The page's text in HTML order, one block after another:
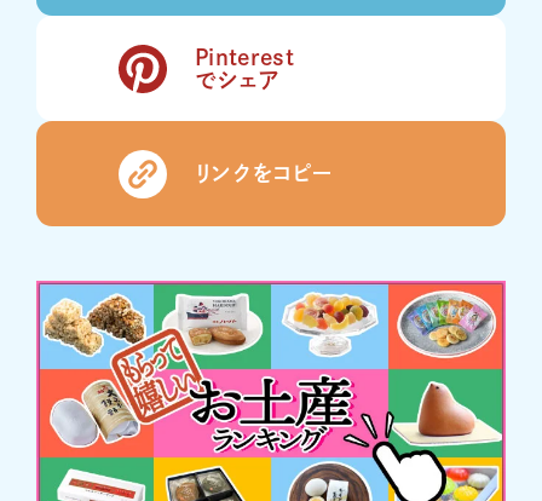
Pinterest
でシェア
リンクをコピー